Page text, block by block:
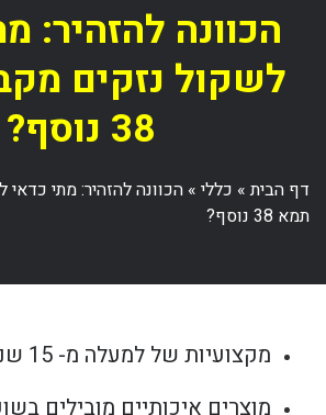
הכוונה להזהיר:
לשקול נזקים
38 נוסף?
דף הבית» כללי» הכוונה להזהיר: מתי
תמא 38 נוסף?
מקצועיות של למעלה מ- 15 שנה.
מוצרים איכותיים מובילים